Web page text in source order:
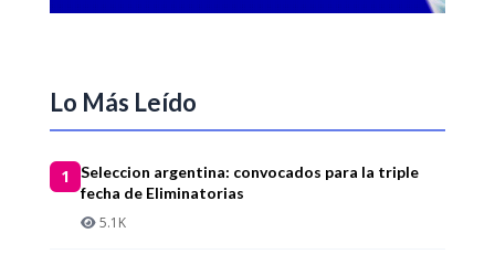
Lo Más Leído
1
Seleccion argentina: convocados para la triple
fecha de Eliminatorias
5.1K